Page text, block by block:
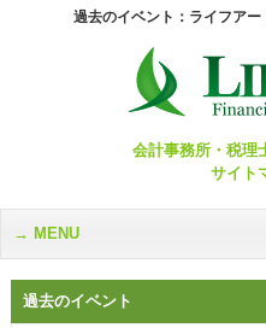
過去のイベント：ライフアー
会計事務所・税理
サイト
MENU
過去のイベント